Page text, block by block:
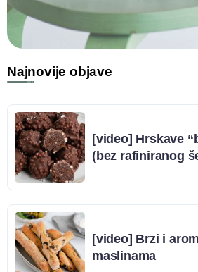
Najnovije objave
[video] Hrskave
(bez rafiniranog
[video] Brzi i
maslinama